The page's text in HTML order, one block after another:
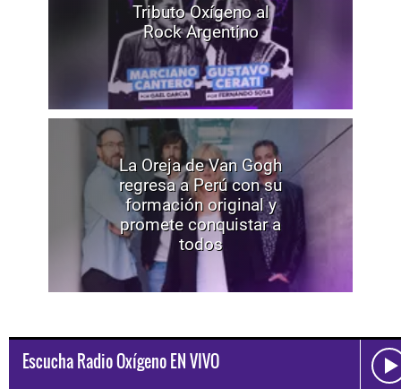
Tributo Oxígeno al
Rock Argentino
La Oreja de Van Gogh
regresa a Perú con su
formación original y
promete conquistar a
todos
Escucha Radio Oxígeno EN VIVO